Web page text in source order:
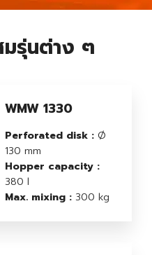
รุ่นต่าง ๆ
WMW 1330
Perforated disk : Ø
130 mm
Hopper capacity :
380 l
Max. mixing : 300 kg